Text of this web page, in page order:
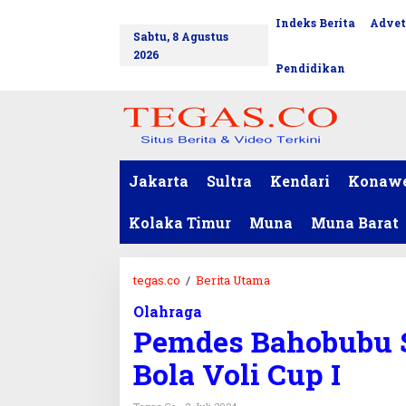
Sabtu, 8 Agustus
2026
Indeks Berita
Pendidikan
Jakarta Sultra Kendari
Kolaka Timur Muna Muna Barat
tegas.co / Berita Utama
d
e
s
B
Olahraga
Pemdes
Bola Voli Cup I